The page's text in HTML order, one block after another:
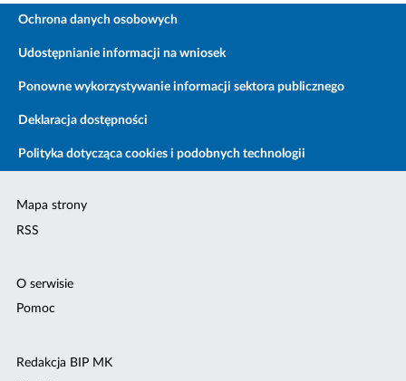
Ochrona danych osobowych
Udostępnianie informacji na wniosek
Ponowne wykorzystywanie informacji sektora publicznego
Deklaracja dostępności
Polityka dotycząca cookies i podobnych technologii
Mapa strony
RSS
O serwisie
Pomoc
Redakcja BIP MK